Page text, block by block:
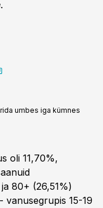
umbes iga kümnes
oli 11,70%,
80+ (26,51%)
vanusegrupis 15-19